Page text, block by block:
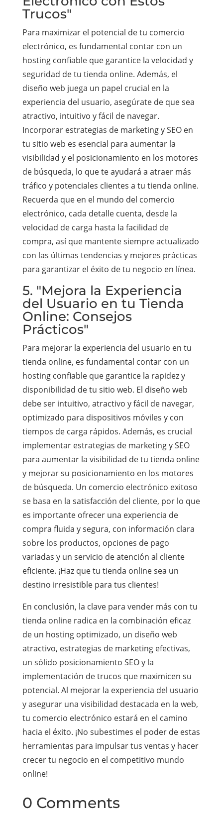
Trucos"
Para maximizar el potencial de tu comercio
electrónico, es fundamental contar con un
hosting confiable que garantice la velocidad y
seguridad de tu tienda online. Además, el
diseño web juega un papel crucial en la
experiencia del usuario, asegúrate de que sea
atractivo, intuitivo y fácil de navegar.
Incorporar estrategias de marketing y SEO en
tu sitio web es esencial para aumentar la
visibilidad y el posicionamiento en los motores
de búsqueda, lo que te ayudará a atraer más
tráfico y potenciales clientes a tu tienda online.
Recuerda que en el mundo del comercio
electrónico, cada detalle cuenta, desde la
velocidad de carga hasta la facilidad de
compra, así que mantente siempre actualizado
con las últimas tendencias y mejores prácticas
para garantizar el éxito de tu negocio en línea.
5. "Mejora la Experiencia
del Usuario en tu Tienda
Online: Consejos
Prácticos"
Para mejorar la experiencia del usuario en tu
tienda online, es fundamental contar con un
hosting confiable que garantice la rapidez y
disponibilidad de tu sitio web. El diseño web
debe ser intuitivo, atractivo y fácil de navegar,
optimizado para dispositivos móviles y con
tiempos de carga rápidos. Además, es crucial
implementar estrategias de marketing y SEO
para aumentar la visibilidad de tu tienda online
y mejorar su posicionamiento en los motores
de búsqueda. Un comercio electrónico exitoso
se basa en la satisfacción del cliente, por lo que
es importante ofrecer una experiencia de
compra fluida y segura, con información clara
sobre los productos, opciones de pago
variadas y un servicio de atención al cliente
eficiente. ¡Haz que tu tienda online sea un
destino irresistible para tus clientes!
En conclusión, la clave para vender más con tu
tienda online radica en la combinación eficaz
de un hosting optimizado, un diseño web
atractivo, estrategias de marketing efectivas,
un sólido posicionamiento SEO y la
implementación de trucos que maximicen su
potencial. Al mejorar la experiencia del usuario
y asegurar una visibilidad destacada en la web,
tu comercio electrónico estará en el camino
hacia el éxito. ¡No subestimes el poder de estas
herramientas para impulsar tus ventas y hacer
crecer tu negocio en el competitivo mundo
online!
0 Comments